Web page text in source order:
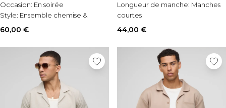
Occasion: En soirée
Style: Ensemble chemise &
pantalons
60,00 €
Longueur de manche: Manches
courtes
Occasion:
44,00 €